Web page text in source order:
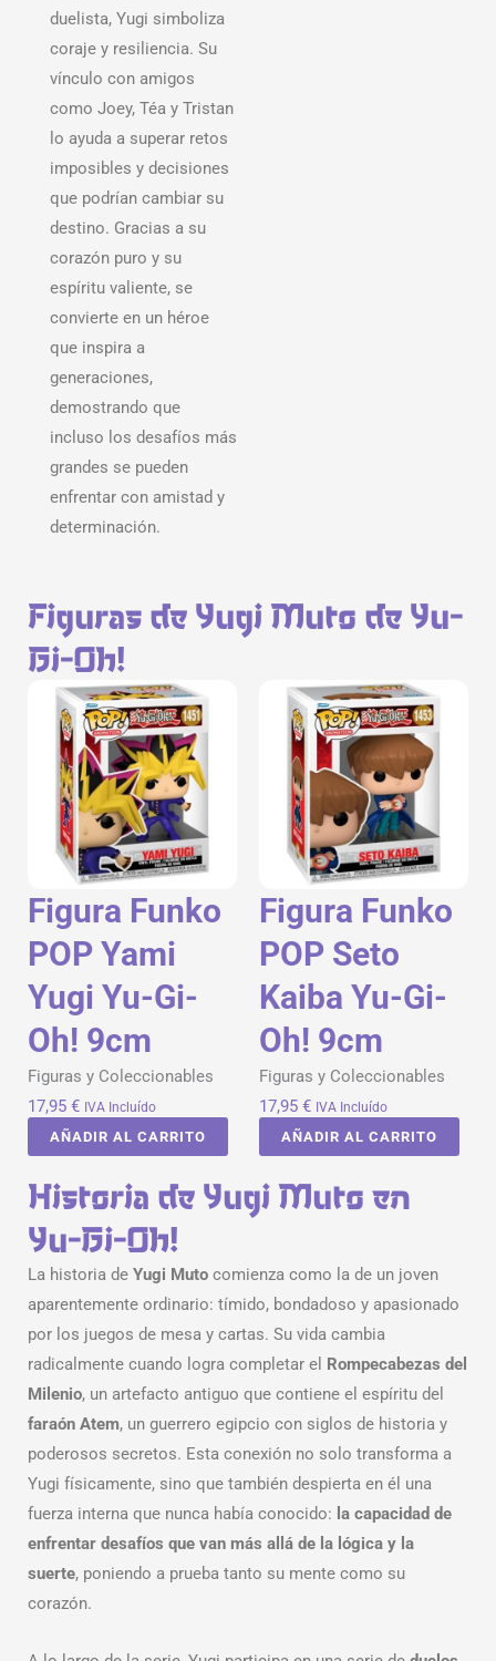
duelista, Yugi simboliza
coraje y resiliencia. Su
vínculo con amigos
como Joey, Téa y Tristan
lo ayuda a superar retos
imposibles y decisiones
que podrían cambiar su
destino. Gracias a su
corazón puro y su
espíritu valiente, se
convierte en un héroe
que inspira a
generaciones,
demostrando que
incluso los desafíos más
grandes se pueden
enfrentar con amistad y
determinación.
Figuras de Yugi Muto de Yu-
Gi-Oh!
Figura Funko
POP Yami
Yugi Yu-Gi-
Oh! 9cm
Figuras y Coleccionables
17,95 € IVA Incluído
AÑADIR AL CARRITO
Figura Funko
POP Seto
Kaiba Yu-Gi-
Oh! 9cm
Figuras y Coleccionables
17,95 € IVA Incluído
AÑADIR AL CARRITO
Historia de Yugi Muto en
Yu-Gi-Oh!
La historia de Yugi Muto comienza como la de un joven
aparentemente ordinario: tímido, bondadoso y apasionado
por los juegos de mesa y cartas. Su vida cambia
radicalmente cuando logra completar el Rompecabezas del
Milenio, un artefacto antiguo que contiene el espíritu del
faraón Atem, un guerrero egipcio con siglos de historia y
poderosos secretos. Esta conexión no solo transforma a
Yugi físicamente, sino que también despierta en él una
fuerza interna que nunca había conocido: la capacidad de
enfrentar desafíos que van más allá de la lógica y la
suerte, poniendo a prueba tanto su mente como su
corazón.